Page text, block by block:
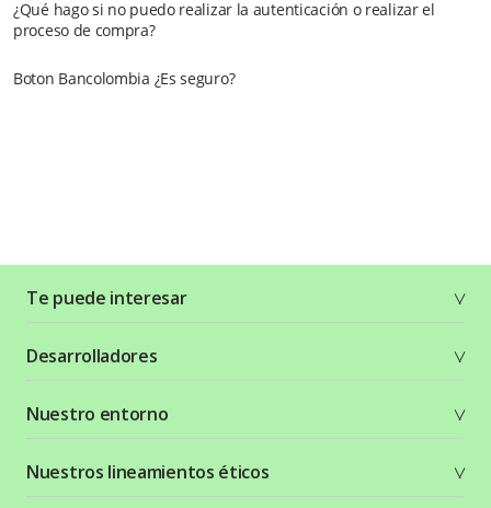
¿Qué hago si no puedo realizar la autenticación o realizar el
proceso de compra?
Boton Bancolombia ¿Es seguro?
Te puede interesar
Planes y tarifas
Crea tu cuenta
Seguridad
Términos y condiciones
Política de privacidad
Desarrolladores
Recursos gráficos
Status Page
Nuestro entorno
¿Qué es Wompi?
Nuestros lineamientos éticos